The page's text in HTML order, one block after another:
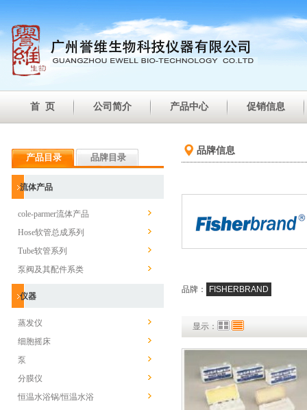
首 页 公司简介 产品中心 促销信息
产品目录 品牌目录
流体产品
cole-parmer流体产品
Hose软管总成系列
Tube软管系列
泵阀及其配件系类
仪器
蒸发仪
细胞摇床
泵
分膜仪
恒温水浴锅/恒温水浴
品牌信息
品牌： FISHERBRAND
显示：